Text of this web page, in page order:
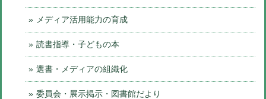
メディア活用能力の育成
読書指導・子どもの本
選書・メディアの組織化
委員会・展示掲示・図書館だより